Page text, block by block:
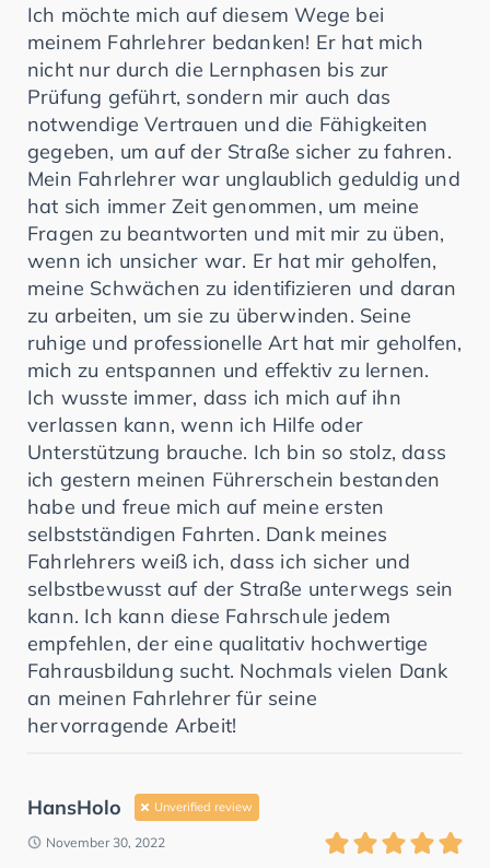
Ich möchte mich auf diesem Wege bei
meinem Fahrlehrer bedanken! Er hat mich
nicht nur durch die Lernphasen bis zur
Prüfung geführt, sondern mir auch das
notwendige Vertrauen und die Fähigkeiten
gegeben, um auf der Straße sicher zu fahren.
Mein Fahrlehrer war unglaublich geduldig und
hat sich immer Zeit genommen, um meine
Fragen zu beantworten und mit mir zu üben,
wenn ich unsicher war. Er hat mir geholfen,
meine Schwächen zu identifizieren und daran
zu arbeiten, um sie zu überwinden. Seine
ruhige und professionelle Art hat mir geholfen,
mich zu entspannen und effektiv zu lernen.
Ich wusste immer, dass ich mich auf ihn
verlassen kann, wenn ich Hilfe oder
Unterstützung brauche. Ich bin so stolz, dass
ich gestern meinen Führerschein bestanden
habe und freue mich auf meine ersten
selbstständigen Fahrten. Dank meines
Fahrlehrers weiß ich, dass ich sicher und
selbstbewusst auf der Straße unterwegs sein
kann. Ich kann diese Fahrschule jedem
empfehlen, der eine qualitativ hochwertige
Fahrausbildung sucht. Nochmals vielen Dank
an meinen Fahrlehrer für seine
hervorragende Arbeit!
HansHolo Unverified review
November 30, 2022